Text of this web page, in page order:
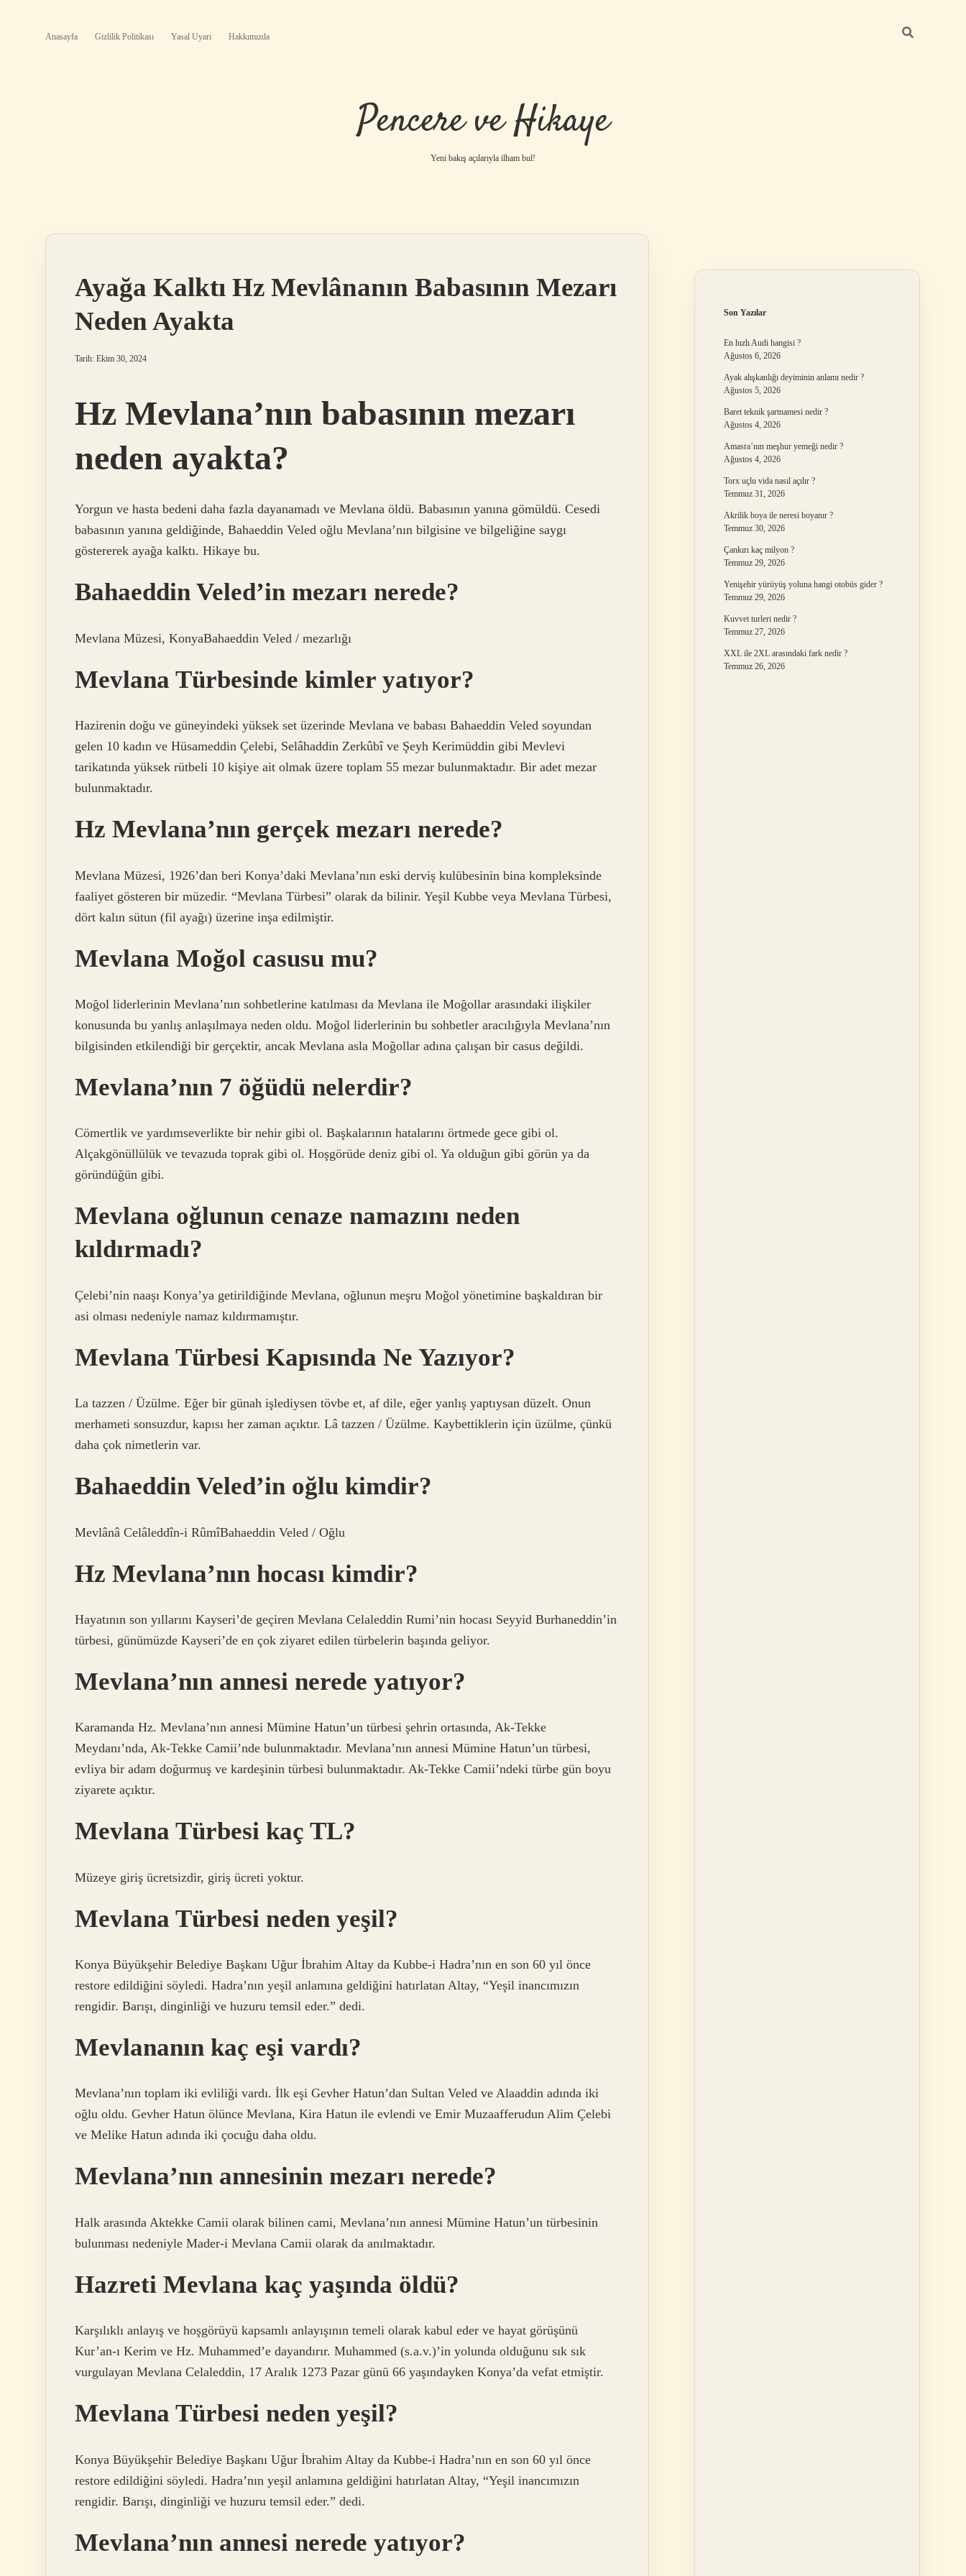
Anasayfa Gizlilik Politikası Yasal Uyarı Hakkımızda
Pencere ve Hikaye
Yeni bakış açılarıyla ilham bul!
Ayağa Kalktı Hz Mevlânanın Babasının Mezarı
Neden Ayakta
Tarih: Ekim 30, 2024
Hz Mevlana’nın babasının mezarı
neden ayakta?
Yorgun ve hasta bedeni daha fazla dayanamadı ve Mevlana öldü. Babasının yanına gömüldü. Cesedi
babasının yanına geldiğinde, Bahaeddin Veled oğlu Mevlana’nın bilgisine ve bilgeliğine saygı
göstererek ayağa kalktı. Hikaye bu.
Bahaeddin Veled’in mezarı nerede?
Mevlana Müzesi, KonyaBahaeddin Veled / mezarlığı
Mevlana Türbesinde kimler yatıyor?
Hazirenin doğu ve güneyindeki yüksek set üzerinde Mevlana ve babası Bahaeddin Veled soyundan
gelen 10 kadın ve Hüsameddin Çelebi, Selâhaddin Zerkûbî ve Şeyh Kerimüddin gibi Mevlevi
tarikatında yüksek rütbeli 10 kişiye ait olmak üzere toplam 55 mezar bulunmaktadır. Bir adet mezar
bulunmaktadır.
Hz Mevlana’nın gerçek mezarı nerede?
Mevlana Müzesi, 1926’dan beri Konya’daki Mevlana’nın eski derviş kulübesinin bina kompleksinde
faaliyet gösteren bir müzedir. “Mevlana Türbesi” olarak da bilinir. Yeşil Kubbe veya Mevlana Türbesi,
dört kalın sütun (fil ayağı) üzerine inşa edilmiştir.
Mevlana Moğol casusu mu?
Moğol liderlerinin Mevlana’nın sohbetlerine katılması da Mevlana ile Moğollar arasındaki ilişkiler
konusunda bu yanlış anlaşılmaya neden oldu. Moğol liderlerinin bu sohbetler aracılığıyla Mevlana’nın
bilgisinden etkilendiği bir gerçektir, ancak Mevlana asla Moğollar adına çalışan bir casus değildi.
Mevlana’nın 7 öğüdü nelerdir?
Cömertlik ve yardımseverlikte bir nehir gibi ol. Başkalarının hatalarını örtmede gece gibi ol.
Alçakgönüllülük ve tevazuda toprak gibi ol. Hoşgörüde deniz gibi ol. Ya olduğun gibi görün ya da
göründüğün gibi.
Mevlana oğlunun cenaze namazını neden
kıldırmadı?
Çelebi’nin naaşı Konya’ya getirildiğinde Mevlana, oğlunun meşru Moğol yönetimine başkaldıran bir
asi olması nedeniyle namaz kıldırmamıştır.
Mevlana Türbesi Kapısında Ne Yazıyor?
La tazzen / Üzülme. Eğer bir günah işlediysen tövbe et, af dile, eğer yanlış yaptıysan düzelt. Onun
merhameti sonsuzdur, kapısı her zaman açıktır. Lâ tazzen / Üzülme. Kaybettiklerin için üzülme, çünkü
daha çok nimetlerin var.
Bahaeddin Veled’in oğlu kimdir?
Mevlânâ Celâleddîn-i RûmîBahaeddin Veled / Oğlu
Hz Mevlana’nın hocası kimdir?
Hayatının son yıllarını Kayseri’de geçiren Mevlana Celaleddin Rumi’nin hocası Seyyid Burhaneddin’in
türbesi, günümüzde Kayseri’de en çok ziyaret edilen türbelerin başında geliyor.
Mevlana’nın annesi nerede yatıyor?
Karamanda Hz. Mevlana’nın annesi Mümine Hatun’un türbesi şehrin ortasında, Ak-Tekke
Meydanı’nda, Ak-Tekke Camii’nde bulunmaktadır. Mevlana’nın annesi Mümine Hatun’un türbesi,
evliya bir adam doğurmuş ve kardeşinin türbesi bulunmaktadır. Ak-Tekke Camii’ndeki türbe gün boyu
ziyarete açıktır.
Mevlana Türbesi kaç TL?
Müzeye giriş ücretsizdir, giriş ücreti yoktur.
Mevlana Türbesi neden yeşil?
Konya Büyükşehir Belediye Başkanı Uğur İbrahim Altay da Kubbe-i Hadra’nın en son 60 yıl önce
restore edildiğini söyledi. Hadra’nın yeşil anlamına geldiğini hatırlatan Altay, “Yeşil inancımızın
rengidir. Barışı, dinginliği ve huzuru temsil eder.” dedi.
Mevlananın kaç eşi vardı?
Mevlana’nın toplam iki evliliği vardı. İlk eşi Gevher Hatun’dan Sultan Veled ve Alaaddin adında iki
oğlu oldu. Gevher Hatun ölünce Mevlana, Kira Hatun ile evlendi ve Emir Muzaafferudun Alim Çelebi
ve Melike Hatun adında iki çocuğu daha oldu.
Mevlana’nın annesinin mezarı nerede?
Halk arasında Aktekke Camii olarak bilinen cami, Mevlana’nın annesi Mümine Hatun’un türbesinin
bulunması nedeniyle Mader-i Mevlana Camii olarak da anılmaktadır.
Hazreti Mevlana kaç yaşında öldü?
Karşılıklı anlayış ve hoşgörüyü kapsamlı anlayışının temeli olarak kabul eder ve hayat görüşünü
Kur’an-ı Kerim ve Hz. Muhammed’e dayandırır. Muhammed (s.a.v.)’in yolunda olduğunu sık sık
vurgulayan Mevlana Celaleddin, 17 Aralık 1273 Pazar günü 66 yaşındayken Konya’da vefat etmiştir.
Mevlana Türbesi neden yeşil?
Konya Büyükşehir Belediye Başkanı Uğur İbrahim Altay da Kubbe-i Hadra’nın en son 60 yıl önce
restore edildiğini söyledi. Hadra’nın yeşil anlamına geldiğini hatırlatan Altay, “Yeşil inancımızın
rengidir. Barışı, dinginliği ve huzuru temsil eder.” dedi.
Mevlana’nın annesi nerede yatıyor?
Son Yazılar
En hızlı Audi hangisi ?
Ağustos 6, 2026
Ayak alışkanlığı deyiminin anlamı nedir ?
Ağustos 5, 2026
Baret teknik şartnamesi nedir ?
Ağustos 4, 2026
Amasra’nın meşhur yemeği nedir ?
Ağustos 4, 2026
Torx uçlu vida nasıl açılır ?
Temmuz 31, 2026
Akrilik boya ile neresi boyanır ?
Temmuz 30, 2026
Çankırı kaç milyon ?
Temmuz 29, 2026
Yenişehir yürüyüş yoluna hangi otobüs gider ?
Temmuz 29, 2026
Kuvvet turleri nedir ?
Temmuz 27, 2026
XXL ile 2XL arasındaki fark nedir ?
Temmuz 26, 2026